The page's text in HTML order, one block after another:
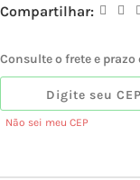
Compartilhar:
Consulte o frete e
Não sei meu CEP